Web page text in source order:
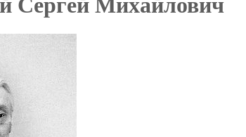
Сергей Михайлович